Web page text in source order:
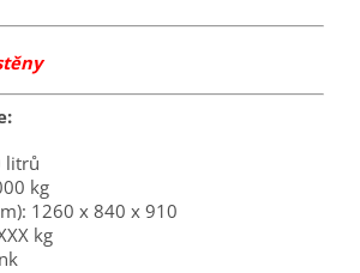
litrů
kg
1260 x 840 x 910
kg